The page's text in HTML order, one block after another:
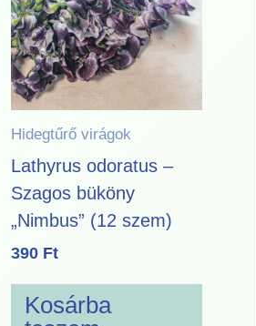
Hidegtűrő virágok
Lathyrus odoratus –
Szagos büköny
„Nimbus” (12 szem)
390 Ft
Kosárba